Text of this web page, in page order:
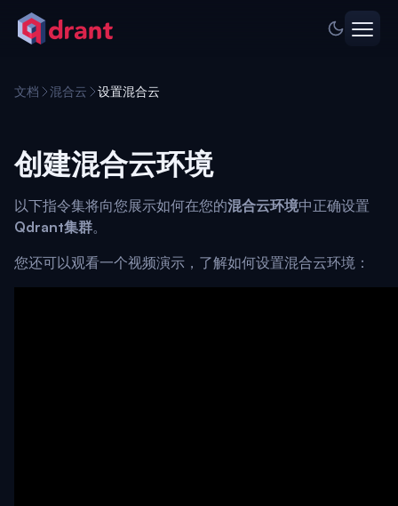
文档 混合云 设置混合云
创建混合云环境
以下指令集将向您展示如何在您的混合云环境中正确设置
Qdrant集群。
您还可以观看一个视频演示，了解如何设置混合云环境：